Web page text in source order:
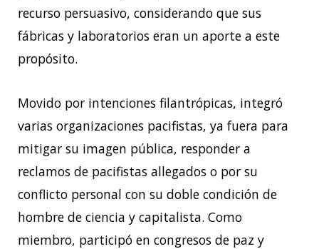
recurso persuasivo, considerando que sus
fábricas y laboratorios eran un aporte a este
propósito.
Movido por intenciones filantrópicas, integró
varias organizaciones pacifistas, ya fuera para
mitigar su imagen pública, responder a
reclamos de pacifistas allegados o por su
conflicto personal con su doble condición de
hombre de ciencia y capitalista. Como
miembro, participó en congresos de paz y